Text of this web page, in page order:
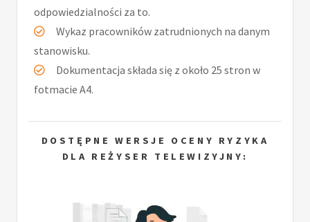
odpowiedzialności za to.
Wykaz pracowników zatrudnionych na danym
stanowisku.
Dokumentacja składa się z około 25 stron w
fotmacie A4.
DOSTĘPNE WERSJE OCENY RYZYKA
DLA REŻYSER TELEWIZYJNY: